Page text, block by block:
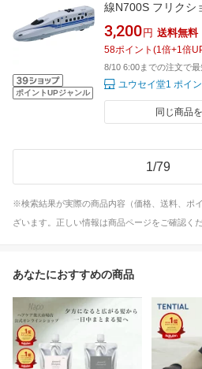
ポイントUPジャンル
線N700S フリクシ
3,200 円 送料無料
58ポイント (1倍+1倍
8/10 6:00までの注文で
ユウセイ堂1 ポイ
同じ商品
1/79
※検索結果が実際の商品内容（価格、送料、ポ
ざいます。正しい情報は商品ページをご確認くだ
あなたにおすすめの商品